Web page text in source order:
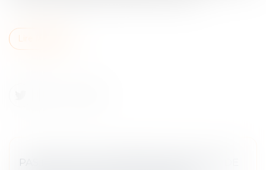
Lire la suite
PAS DE DROIT DE PRÉEMPTION EN CAS DE